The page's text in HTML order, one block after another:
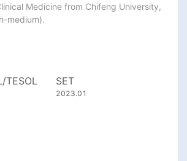
Medicine from Chifeng University,
medium).
TESOL SET
2023.01